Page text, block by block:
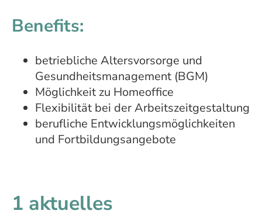
Benefits:
betriebliche Altersvorsorge und
Gesundheitsmanagement (BGM)
Möglichkeit zu Homeoffice
Flexibilität bei der Arbeitszeitgestaltung
berufliche Entwicklungsmöglichkeiten
und Fortbildungsangebote
1 aktuelles